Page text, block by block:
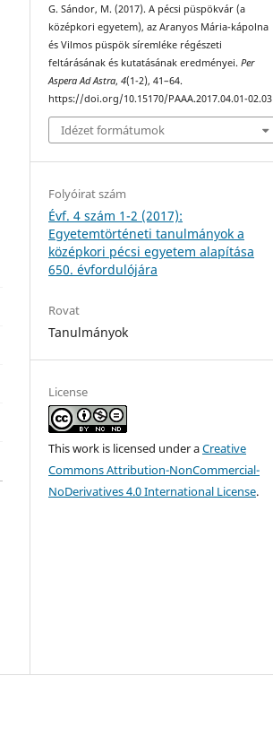
G. Sándor, M. (2017). A pécsi püspökvár (a
középkori egyetem), az Aranyos Mária-kápolna
és Vilmos püspök síremléke régészeti
feltárásának és kutatásának eredményei.Per
Aspera Ad Astra,4(1-2), 41–64.
https://doi.org/10.15170/PAAA.2017.04.01-02.03
Idézet formátumok
Folyóirat szám
Évf. 4 szám 1-2 (2017):
Egyetemtörténeti tanulmányok a
középkori pécsi egyetem alapítása
650. évfordulójára
Rovat
Tanulmányok
License
This work is licensed under aCreative
Commons Attribution-NonCommercial-
NoDerivatives 4.0 International License.